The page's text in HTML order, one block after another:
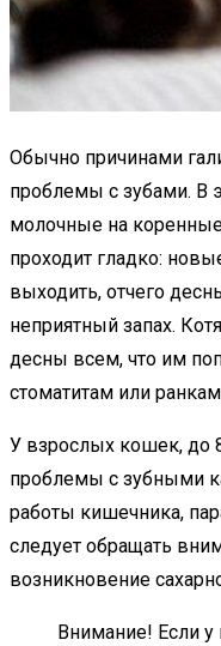
Обычно причинами
проблемы с зубами. В
молочные на
проходит гладко:
выходить, отчего
неприятный запах.
десны всем, что им
стоматитам или
У взрослых кошек, до
проблемы с зубными
работы кишечника,
следует обращать
возникновение
Внимание! Если